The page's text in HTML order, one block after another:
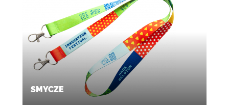
SMYCZE